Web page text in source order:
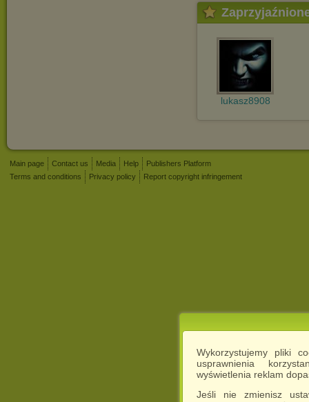
Wykorzystujemy pliki
usprawnienia
wyświetlenia reklam
Jeśli nie zmienisz
lukasz8908
Main page Contact us Media Help
Publishers Platform
Terms and conditions
Privacy policy Report copyright infringement